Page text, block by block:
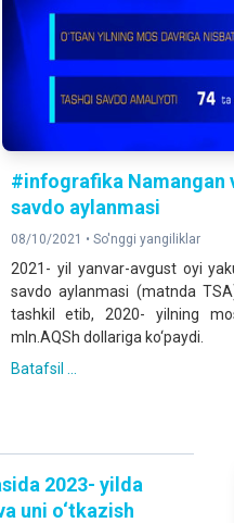
#infografika Namangan
savdo aylanmasi
08/10/2021 • So'nggi yangiliklar
2021- yil yanvar-avgust oyi
savdo aylanmasi (matnda
tashkil etib, 2020- yilning
mln.AQSh dollariga ko‘paydi.
Batafsil ...
2023- yilda
uni o‘tkazish